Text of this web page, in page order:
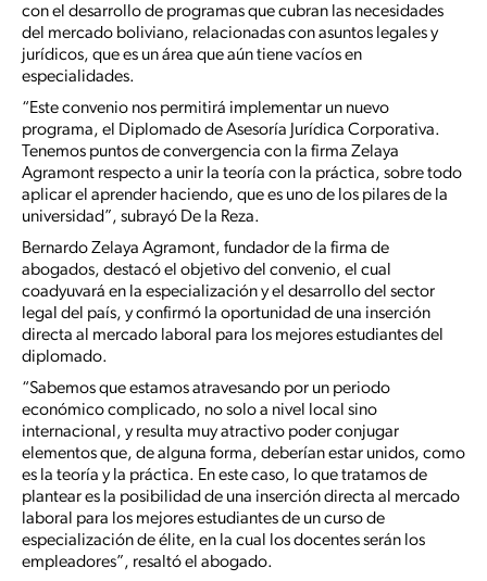
con el desarrollo de programas que cubran las necesidades
del mercado boliviano, relacionadas con asuntos legales y
jurídicos, que es un área que aún tiene vacíos en
especialidades.
“Este convenio nos permitirá implementar un nuevo
programa, el Diplomado de Asesoría Jurídica Corporativa.
Tenemos puntos de convergencia con la firma Zelaya
Agramont respecto a unir la teoría con la práctica, sobre todo
aplicar el aprender haciendo, que es uno de los pilares de la
universidad”, subrayó De la Reza.
Bernardo Zelaya Agramont, fundador de la firma de
abogados, destacó el objetivo del convenio, el cual
coadyuvará en la especialización y el desarrollo del sector
legal del país, y confirmó la oportunidad de una inserción
directa al mercado laboral para los mejores estudiantes del
diplomado.
“Sabemos que estamos atravesando por un periodo
económico complicado, no solo a nivel local sino
internacional, y resulta muy atractivo poder conjugar
elementos que, de alguna forma, deberían estar unidos, como
es la teoría y la práctica. En este caso, lo que tratamos de
plantear es la posibilidad de una inserción directa al mercado
laboral para los mejores estudiantes de un curso de
especialización de élite, en la cual los docentes serán los
empleadores”, resaltó el abogado.